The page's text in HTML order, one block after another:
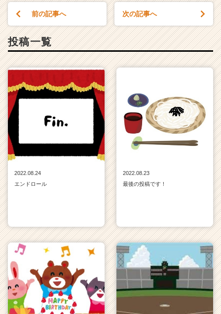
前の記事へ 次の記事へ
投稿一覧
2022.08.24
エンドロール
2022.08.23
最後の投稿です！